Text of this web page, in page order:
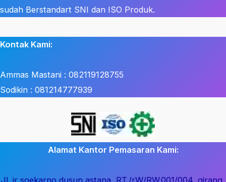
sudah Berstandart SNI dan ISO Produk.
Kontak Kami:
Ammas Mastani : 082119128755
Sodikin : 081214777939
Alamat Kantor Pemasaran Kami: